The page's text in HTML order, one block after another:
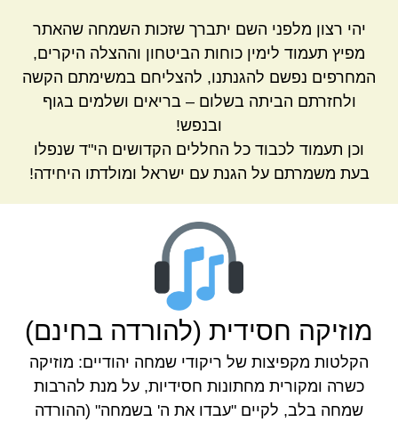
יהי רצון מלפני השם יתברך שזכות השמחה שהאתר
מפיץ תעמוד לימין כוחות הביטחון וההצלה היקרים,
המחרפים נפשם להגנתנו, להצליחם במשימתם הקשה
ולחזרתם הביתה בשלום – בריאים ושלמים בגוף
ובנפש!
וכן תעמוד לכבוד כל החללים הקדושים הי"ד שנפלו
בעת משמרתם על הגנת עם ישראל ומולדתו היחידה!
מוזיקה חסידית (להורדה בחינם)
הקלטות מקפיצות של ריקודי שמחה יהודיים: מוזיקה
כשרה ומקורית מחתונות חסידיות, על מנת להרבות
שמחה בלב, לקיים "עבדו את ה' בשמחה" (ההורדה